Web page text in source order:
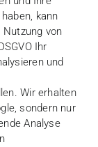
kann
Nutzung von
Ihr
und
Wir erhalten
sondern nur
Analyse